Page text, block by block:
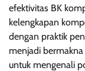
efektivitas BK
kelengkapan
dengan praktik
menjadi
untuk mengenali